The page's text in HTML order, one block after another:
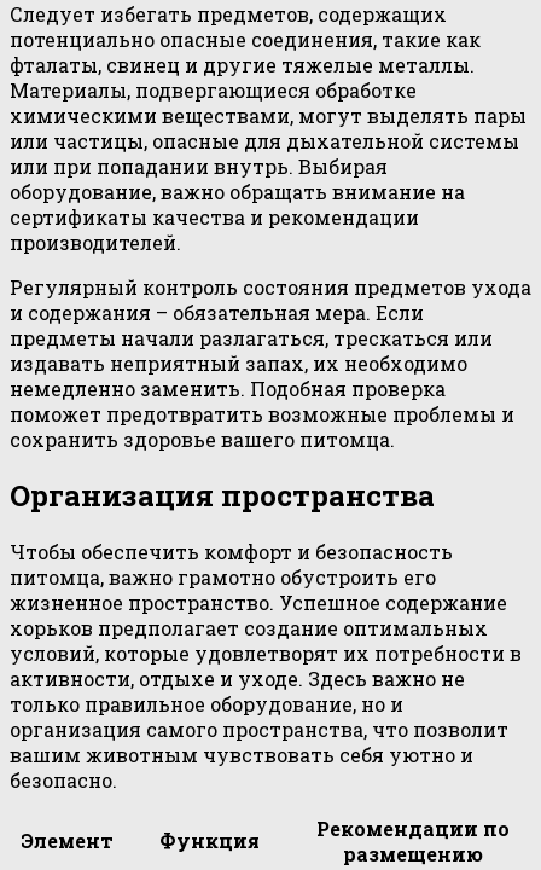
Следует избегать предметов, содержащих
потенциально опасные соединения, такие как
фталаты, свинец и другие тяжелые металлы.
Материалы, подвергающиеся обработке
химическими веществами, могут выделять пары
или частицы, опасные для дыхательной системы
или при попадании внутрь. Выбирая
оборудование, важно обращать внимание на
сертификаты качества и рекомендации
производителей.
Регулярный контроль состояния предметов ухода
и содержания – обязательная мера. Если
предметы начали разлагаться, трескаться или
издавать неприятный запах, их необходимо
немедленно заменить. Подобная проверка
поможет предотвратить возможные проблемы и
сохранить здоровье вашего питомца.
Организация пространства
Чтобы обеспечить комфорт и безопасность
питомца, важно грамотно обустроить его
жизненное пространство. Успешное содержание
хорьков предполагает создание оптимальных
условий, которые удовлетворят их потребности в
активности, отдыхе и уходе. Здесь важно не
только правильное оборудование, но и
организация самого пространства, что позволит
вашим животным чувствовать себя уютно и
безопасно.
Элемент Функция
Рекомендации по
размещению